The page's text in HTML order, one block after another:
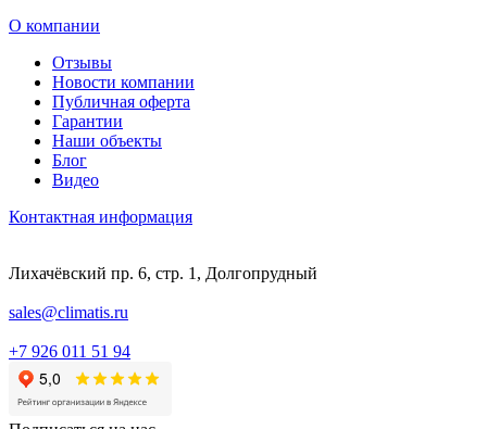
О компании
Отзывы
Новости компании
Публичная оферта
Гарантии
Наши объекты
Блог
Видео
Контактная информация
Лихачёвский пр. 6, стр. 1, Долгопрудный
sales@climatis.ru
+7 926 011 51 94